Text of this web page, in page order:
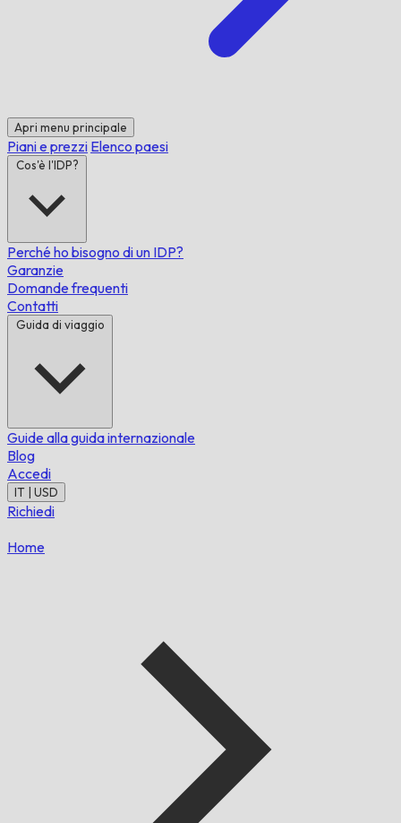
Apri menu principale
Piani e prezzi Elenco paesi
Cos'è l'IDP?
Perché ho bisogno di un IDP?
Garanzie
Domande frequenti
Contatti
Guida di viaggio
Guide alla guida internazionale
Blog
Accedi
IT | USD
Richiedi
Home